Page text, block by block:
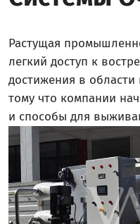
Растущая
легкий доступ к
достижения в
тому что компании
и способы для